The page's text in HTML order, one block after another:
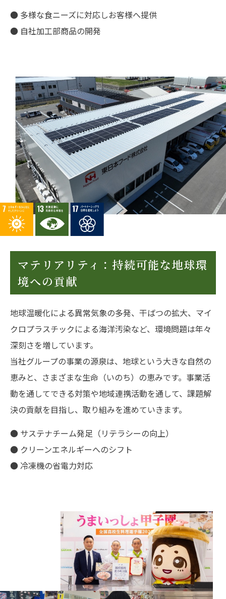
● 多様な食ニーズに対応しお客様へ提供
● 自社加工部商品の開発
マテリアリティ：持続可能な地球環
境への貢献
地球温暖化による異常気象の多発、干ばつの拡大、マイ
クロプラスチックによる海洋汚染など、環境問題は年々
深刻さを増しています。
当社グループの事業の源泉は、地球という大きな自然の
恵みと、さまざまな生命（いのち）の恵みです。事業活
動を通してできる対策や地域連携活動を通して、課題解
決の貢献を目指し、取り組みを進めていきます。
● サステナチーム発足（リテラシーの向上）
● クリーンエネルギーへのシフト
● 冷凍機の省電力対応